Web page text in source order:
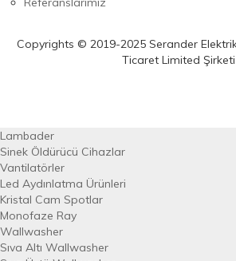
Copyrights © 2019-2025 Serander
Ticaret Limited Şirketi
Lambader
Sinek Öldürücü Cihazlar
Vantilatörler
Led Aydınlatma Ürünleri
Kristal Cam Spotlar
Monofaze Ray
Wallwasher
Sıva Altı Wallwasher